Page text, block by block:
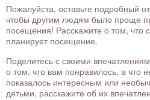
Пожалуйста, оставьте подробный
чтобы другим людям было проще
посещения! Расскажите о том, что
планирует посещение.
Поделитесь с своими
о том, что вам понравилось, а что
показалось интересным или
детьми, расскажите об их